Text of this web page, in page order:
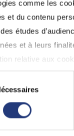
comme les
et du contenu
études
et à leurs
relative aux
le permettez, nous
des
votre
01500